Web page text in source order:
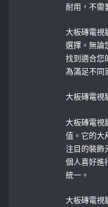
耐用，不需
大板磚電視
選擇。無論
找到適合您
為滿足不同
大板磚電視
大板磚電視
值。它的大
注目的裝飾
個人喜好進
統一。
大板磚電視